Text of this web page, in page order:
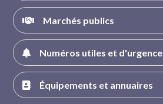
Marchés publics
Numéros utiles et d'urgence
Équipements et annuaires